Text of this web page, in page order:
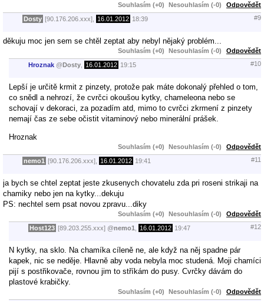
Souhlasím (+0) Nesouhlasím (-0) Odpovědět
Dosty [90.176.206.xxx], 16.01.2012 18:39 #9
děkuju moc jen sem se chtěl zeptat aby nebyl nějaký problém...
Souhlasím (+0) Nesouhlasím (-0) Odpovědět
Hroznak @Dosty 16.01.2012 19:15 #10
Lepší je určitě krmit z pinzety, protože pak máte dokonalý přehled o tom,
co snědl a nehrozí, že cvrčci okoušou kytky, chameleona nebo se
schovají v dekoraci, za pozadím atd, mimo to cvrčci zkrmení z pinzety
nemají čas ze sebe očistit vitaminový nebo minerální prášek.
Hroznak
Souhlasím (+0) Nesouhlasím (-0) Odpovědět
nemo1 [90.176.206.xxx], 16.01.2012 19:41 #11
ja bych se chtel zeptat jeste zkusenych chovatelu zda pri roseni strikaji na
chamiky nebo jen na kytky...dekuju
PS: nechtel sem psat novou zpravu...diky
Souhlasím (+0) Nesouhlasím (-0) Odpovědět
Host123 [89.203.255.xxx] @nemo1 16.01.2012 19:47 #12
N kytky, na sklo. Na chamíka cíleně ne, ale když na něj spadne pár
kapek, nic se neděje. Hlavně aby voda nebyla moc studená. Moji chamíci
pijí s postřikovače, rovnou jim to stříkám do pusy. Cvrčky dávám do
plastové krabičky.
Souhlasím (+0) Nesouhlasím (-0) Odpovědět